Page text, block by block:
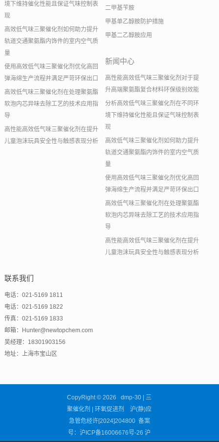
境下维持催化性能且保证气味控制表
现
高效低气味三聚催化剂如何助力提升
轨道交通聚氨酯内饰件的室内空气质
量
使用高效低气味三聚催化剂优化高回
弹海绵生产流程并满足严苛环保出口
高效低气味三聚催化剂在处理聚氨酯
软泡内芯异味去除工艺的技术应用指
导
高性能高效低气味三聚催化剂在提升
儿童泡沫玩具安全性与触感表现分析
二甲基苄胺
甲基单乙醇胺防护措施
甲基二乙醇胺应用
新闻中心
高性能高效低气味三聚催化剂对于提
升高端聚氨酯复合材料环保级别效能
分析高效低气味三聚催化剂在不同环
境下维持催化性能且保证气味控制表
现
高效低气味三聚催化剂如何助力提升
轨道交通聚氨酯内饰件的室内空气质
量
使用高效低气味三聚催化剂优化高回
弹海绵生产流程并满足严苛环保出口
高效低气味三聚催化剂在处理聚氨酯
软泡内芯异味去除工艺的技术应用指
导
高性能高效低气味三聚催化剂在提升
儿童泡沫玩具安全性与触感表现分析
联系我们
电话：021-5169 1811
电话：021-5169 1822
传真：021-5169 1833
邮箱：Hunter@newtopchem.com
吴经理：18301903156
地址：上海市宝山区
CopyRight © 2026 dmp-30 | 三
聚催化剂 | 环氧促进剂 沪(静)应
急管危经许[2024]204800 备案
号：沪ICP备16006676号-26 沪